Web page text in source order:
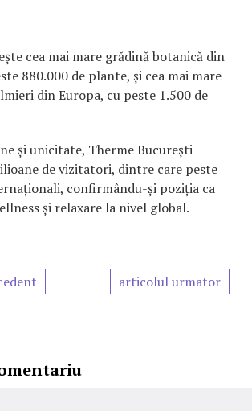
cea mai mare grădină botanică din
880.000 de plante, și cea mai mare
din Europa, cu peste 1.500 de
și unicitate, Therme București
de vizitatori, dintre care peste
confirmându-și poziția ca
și relaxare la nivel global.
articolul urmator